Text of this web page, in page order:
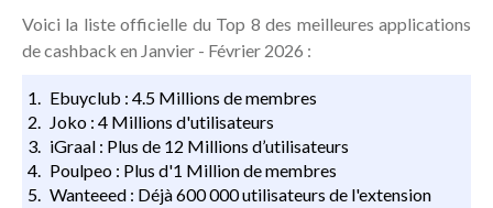
Voici la liste officielle du Top 8 des meilleures applications
de cashback en Janvier - Février 2026 :
Ebuyclub : 4.5 Millions de membres
Joko : 4 Millions d'utilisateurs
iGraal : Plus de 12 Millions d’utilisateurs
Poulpeo : Plus d'1 Million de membres
Wanteeed : Déjà 600 000 utilisateurs de l'extension